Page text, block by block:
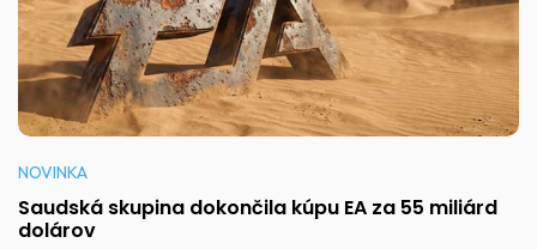
NOVINKA
Saudská skupina dokončila kúpu EA za 55 miliárd
dolárov